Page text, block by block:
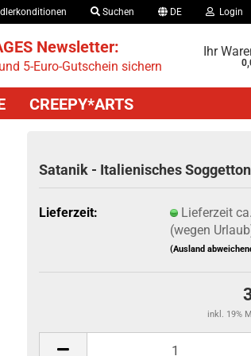
Suchen DE Login
Newsletter:
5-Euro-Gutschein sichern
Ihr
CREEPY*ARTS
Satanik - Italienisches
Lieferzeit:
Lieferzeit
(wegen
(Ausland
inkl. 19%